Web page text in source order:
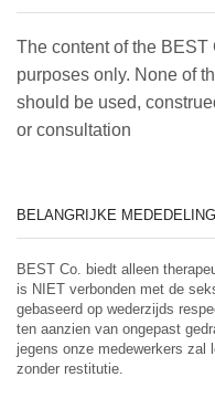
The content of the BEST
purposes only. None of
should be used,
or consultation
BELANGRIJKE MEDEDELING
BEST Co. biedt alleen
is NIET verbonden met de
gebaseerd op wederzijds
ten aanzien van ongepast
jegens onze medewerkers zal
zonder restitutie.